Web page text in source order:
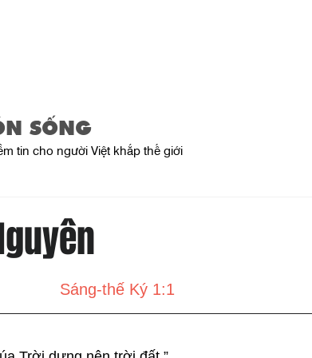
SỐNG
tin cho người Việt khắp thế giới
Sáng-thế Ký 1:1